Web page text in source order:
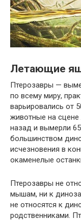
Летающие
Птерозавры —
по всему миру,
варьировались от
животные на
назад и вымерли
большинством
исчезновения в
окаменелые
Птерозавры не
мышам, ни к
не относятся к
родственниками.